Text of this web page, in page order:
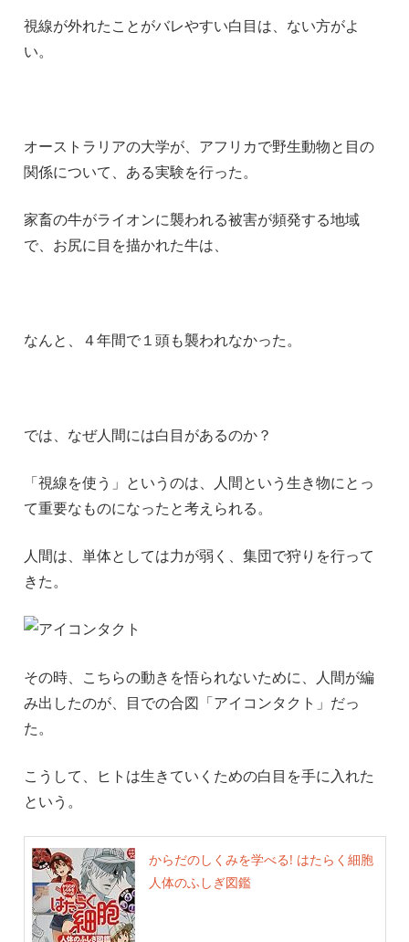
視線が外れたことがバレやすい白目は、ない方がよ
い。
オーストラリアの大学が、アフリカで野生動物と目の
関係について、ある実験を行った。
家畜の牛がライオンに襲われる被害が頻発する地域
で、お尻に目を描かれた牛は、
なんと、４年間で１頭も襲われなかった。
では、なぜ人間には白目があるのか？
「視線を使う」というのは、人間という生き物にとっ
て重要なものになったと考えられる。
人間は、単体としては力が弱く、集団で狩りを行って
きた。
その時、こちらの動きを悟られないために、人間が編
み出したのが、目での合図「アイコンタクト」だっ
た。
こうして、ヒトは生きていくための白目を手に入れた
という。
からだのしくみを学べる! はたらく細胞
人体のふしぎ図鑑